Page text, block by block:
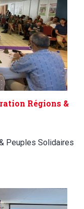
Régions &
Peuples Solidaires